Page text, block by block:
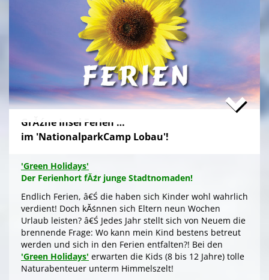
Zum stressfreien Kurzurlaub der Familie mit
Freundeskreis im idyllischen GrĂźn-Ambiente, mit
Naturabenteuern bei einer'Green Tour Lobau'
urigen 'Nationalpark Donau-Auen', mit romantischem
Sterngucken und Palavern am knisternden Lagerfeuer
â€Ś fehlt schlicht nur noch Ihre Buchung!
>
'Green Camp Weekend'
'Schlafnester CampLodges'
Exklusive NĂ¤chte â€Ś auf der 'Augenweide'
dem stressigen Alltag und ohne lange Anreise und
aufwendige Zeltausstattung exklusiv nĂ¤chtigen im
grĂźnen Ambiente auf der 'Augenweide', â€Ś in einer
kĂźnstlerisch gestalteten 'CampLodge' im kuscheligen
Schlafsack. Jedes der fĂźnf 'Schlafnester' beherbergt
bis zu fĂźnf Personen.
Gleichwohl ob Familie oder Freundeskreis, â€Ś Sie
logieren in einer schmucken Outdoor-Lounge! FĂźr
angenehmes Raumklima sorgen Fenster an den
GrĂźne Insel Ferien …
im 'NationalparkCamp Lobau'!
'Green Holidays'
Der Ferienhort fĂźr junge Stadtnomaden!
Endlich Ferien, â€Ś die haben sich Kinder wohl wahrlich
verdient! Doch kĂśnnen sich Eltern neun Wochen
Urlaub leisten? â€Ś Jedes Jahr stellt sich von Neuem die
brennende Frage: Wo kann mein Kind bestens betreut
werden und sich in den Ferien entfalten?! Bei den
'Green Holidays' erwarten die Kids (8 bis 12 Jahre) tolle
Naturabenteuer unterm Himmelszelt!